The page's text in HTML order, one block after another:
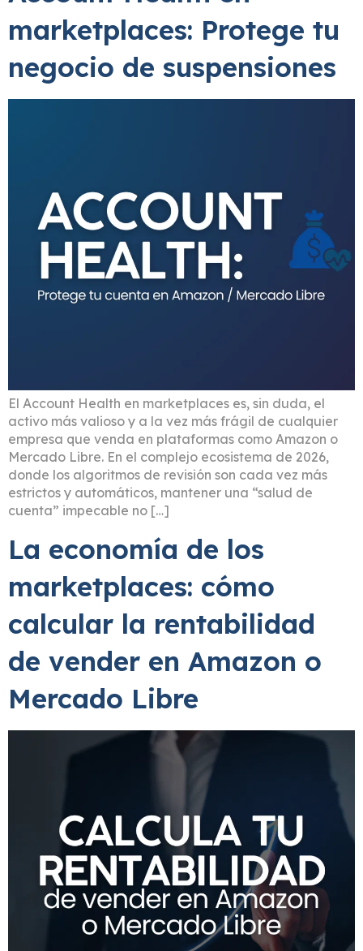
marketplaces: Protege tu
negocio de suspensiones
El Account Health en marketplaces es, sin duda, el
activo más valioso y a la vez más frágil de cualquier
empresa que venda en plataformas como Amazon o
Mercado Libre. En el complejo ecosistema de 2026,
donde los algoritmos de revisión son cada vez más
estrictos y automáticos, mantener una “salud de
cuenta” impecable no […]
La economía de los
marketplaces: cómo
calcular la rentabilidad
de vender en Amazon o
Mercado Libre